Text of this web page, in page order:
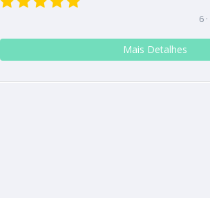
6 ·
Mais Detalhes